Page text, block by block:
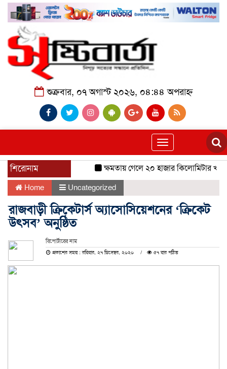
শুক্রবার, ০৭ অগাস্ট ২০২৬, ০৪:৪৪ অপরাহ্ন
Toggle
navigation
শিরোনাম ক্ষমতায় গেলে ২০ হাজার কিলোমিটার খাল
Home Uncategorized
রাজবাড়ী ক্রিকেটার্স অ্যাসোসিয়েশনের ‘ক্রিকেট
উৎসব’ অনুষ্ঠিত
রিপোর্টারের নাম
প্রকাশের সময় : রবিবার, ২৭ ডিসেম্বর, ২০২০
৫৭ বার পঠিত